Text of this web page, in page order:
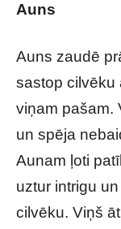
Auns
Auns zaudē
sastop cilvēku
viņam pašam.
un spēja
Aunam ļoti
uztur intrigu
cilvēku. Viņš